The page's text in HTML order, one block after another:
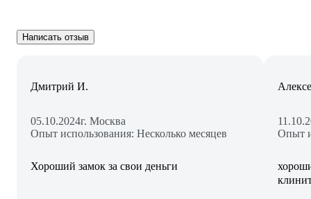
Написать отзыв
Дмитрий И.
05.10.2024г. Москва
Опыт использования: Несколько месяцев
Хороший замок за свои деньги
Опыт